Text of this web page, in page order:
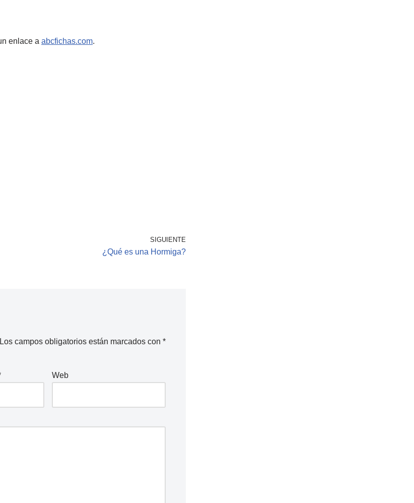
enlace a abcfichas.com.
SIGUIENTE
¿Qué es una Hormiga?
Los campos obligatorios están marcados con *
Web